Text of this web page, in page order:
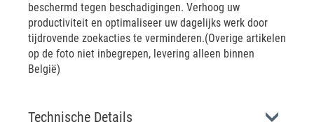
beschermd tegen beschadigingen. Verhoog uw
productiviteit en optimaliseer uw dagelijks werk door
tijdrovende zoekacties te verminderen.(Overige artikelen
op de foto niet inbegrepen, levering alleen binnen
België)
Technische Details